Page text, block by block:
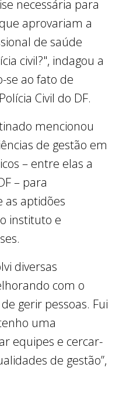
necessária para
aprovariam a
de saúde
civil?", indagou a
ao fato de
Civil do DF.
mencionou
de gestão em
– entre elas a
– para
aptidões
instituto e
diversas
com o
gerir pessoas. Fui
uma
equipes e cercar-
de gestão”,